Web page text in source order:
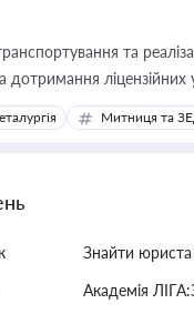
та
дотримання ліцензійних
Митниця та
Знайти
Академія